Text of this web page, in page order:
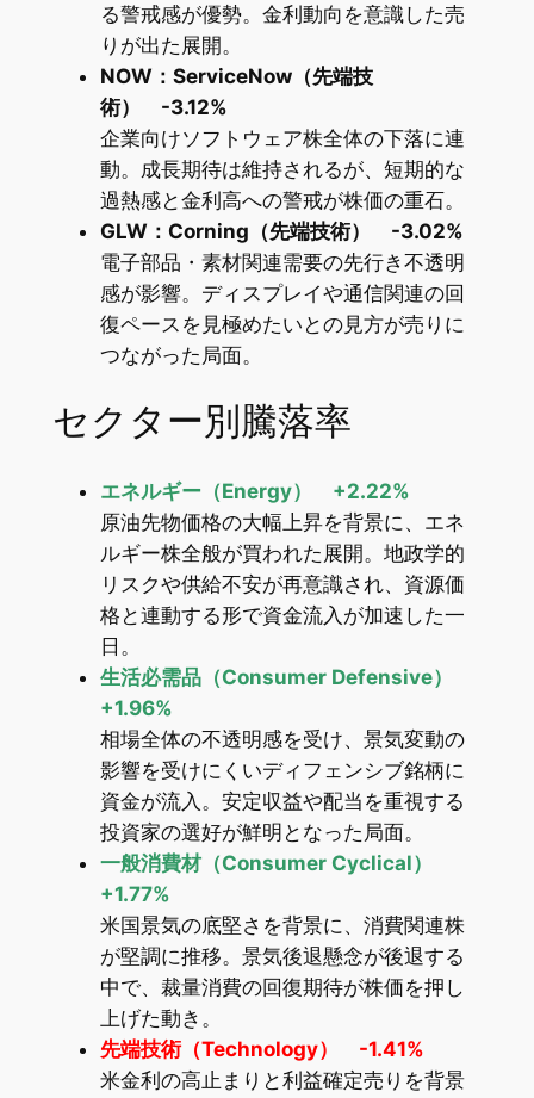
る警戒感が優勢。金利動向を意識した売
りが出た展開。
NOW：ServiceNow（先端技
術） -3.12%
企業向けソフトウェア株全体の下落に連
動。成長期待は維持されるが、短期的な
過熱感と金利高への警戒が株価の重石。
GLW：Corning（先端技術） -3.02%
電子部品・素材関連需要の先行き不透明
感が影響。ディスプレイや通信関連の回
復ペースを見極めたいとの見方が売りに
つながった局面。
セクター別騰落率
エネルギー（Energy） +2.22%
原油先物価格の大幅上昇を背景に、エネ
ルギー株全般が買われた展開。地政学的
リスクや供給不安が再意識され、資源価
格と連動する形で資金流入が加速した一
日。
生活必需品（Consumer Defensive）
+1.96%
相場全体の不透明感を受け、景気変動の
影響を受けにくいディフェンシブ銘柄に
資金が流入。安定収益や配当を重視する
投資家の選好が鮮明となった局面。
一般消費材（Consumer Cyclical）
+1.77%
米国景気の底堅さを背景に、消費関連株
が堅調に推移。景気後退懸念が後退する
中で、裁量消費の回復期待が株価を押し
上げた動き。
先端技術（Technology） -1.41%
米金利の高止まりと利益確定売りを背景